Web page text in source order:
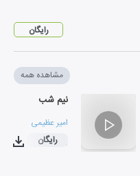
رایگان
مشاهده همه
نیم شب
امیر عظیمی
۰۲:۵۰رایگان